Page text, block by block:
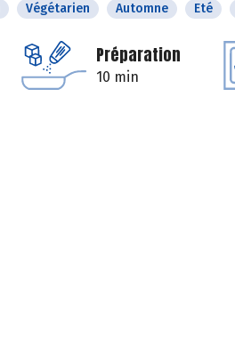
Végétarien Automne Eté
Préparation
10 min